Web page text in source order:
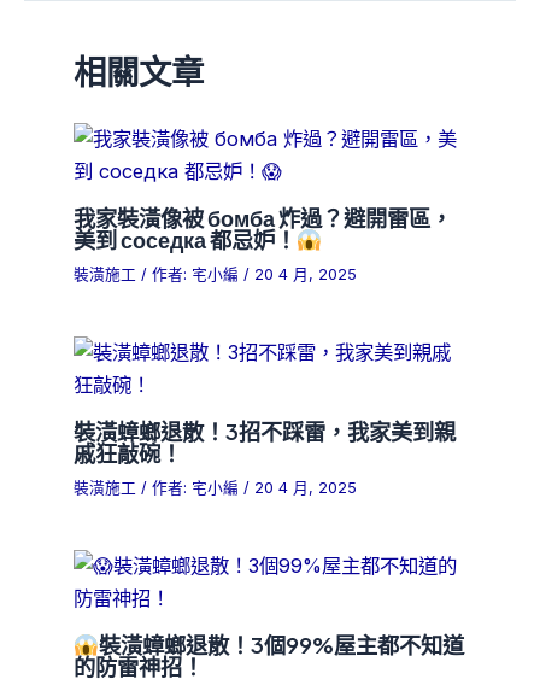
相關文章
我家裝潢像被 бомба 炸過？避開雷區，
美到 соседка 都忌妒！
裝潢施工 / 作者: 宅小編/ 20 4 月, 2025
裝潢蟑螂退散！3招不踩雷，我家美到親
戚狂敲碗！
裝潢施工 / 作者: 宅小編/ 20 4 月, 2025
裝潢蟑螂退散！3個99%屋主都不知道
的防雷神招！